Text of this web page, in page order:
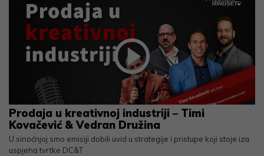
Prodaja u kreativnoj industriji – Timi
Kovačević & Vedran Družina
U sinoćnjoj smo emisiji dobili uvid u strategije i pristupe koji stoje iza
uspjeha tvrtke DC&T